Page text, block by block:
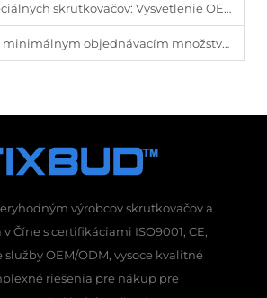
skrutkovačov: Vysvetlenie OEM a ODM služieb
objednávacím množstvom (MOQ) pre vlastné skrutkovače
výrobcov skrutkovačov a
Číne s certifikáciami ISO9001, CE,
služby OEM/ODM, vysoce kvalitné
riešenia pre nákup pre